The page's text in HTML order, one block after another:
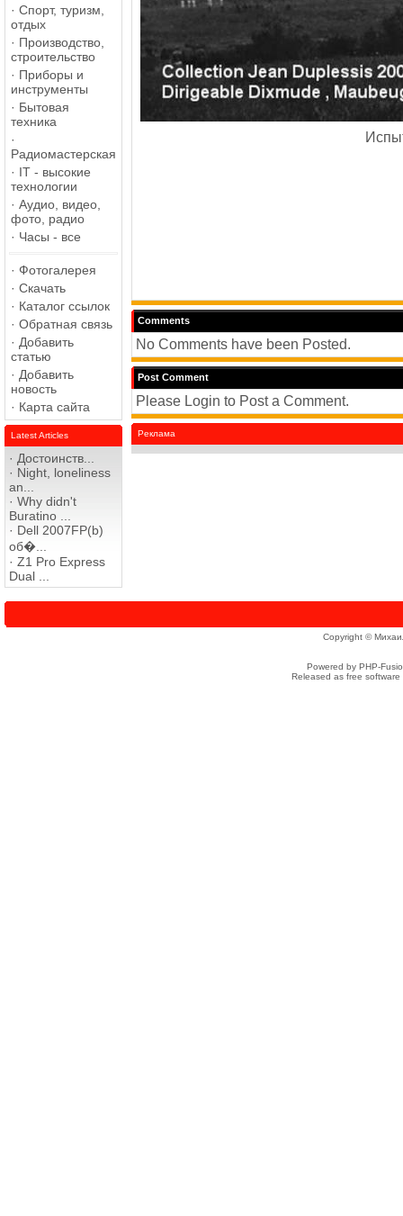
· Спорт, туризм,
отдых
· Производство,
строительство
· Приборы и
инструменты
· Бытовая
техника
·
Радиомастерская
· IT - высокие
технологии
· Аудио, видео,
фото, радио
· Часы - все
· Фотогалерея
· Скачать
· Каталог ссылок
· Обратная связь
· Добавить
статью
· Добавить
новость
· Карта сайта
Latest Articles
· Достоинств...
· Night, loneliness
an...
· Why didn't
Buratino ...
· Dell 2007FP(b)
об�...
· Z1 Pro Express
Dual ...
Comments
No Comments have been Posted.
Post Comment
Please Login to Post a Comment.
Реклама
Copyright ©
Powered by PHP-
Released as free